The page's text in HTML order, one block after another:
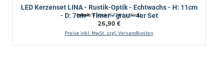
LED Kerzenset LINA - Rustik-Optik - Echtwachs - H: 11cm
- D: 7cm - Timer - grau - 4er Set
Inhalt:4 Stück(6,73 € / 1 Stück)
Regulärer Preis:
26,90 €
Preise inkl. MwSt. zzgl. Versandkosten